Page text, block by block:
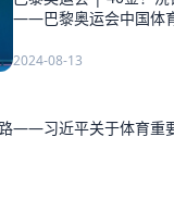
——巴黎奥运会中国体
2024-08-13
——习近平关于体育重